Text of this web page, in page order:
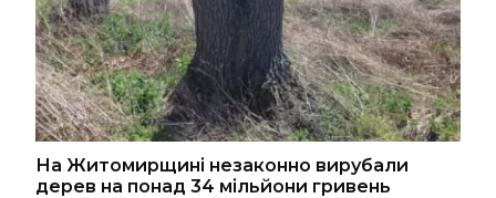
На Житомирщині незаконно вирубали
дерев на понад 34 мільйони гривень